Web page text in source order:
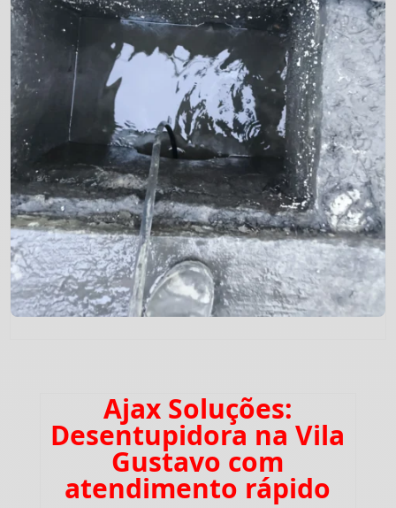
Ajax Soluções:
Desentupidora na Vila
Gustavo com
atendimento rápido